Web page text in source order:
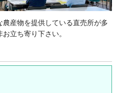
産物を提供している直売所が多
立ち寄り下さい。